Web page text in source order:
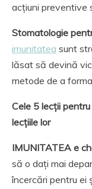
acțiuni preventive
Stomatologie
imunitatea sunt
lăsat să devină
metode de a
Cele 5 lecții
lecțiile lor
IMUNITATEA e
să o dați mai
încercări pentru ei